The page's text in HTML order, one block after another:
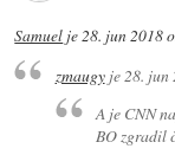
Samuel je28. jun 2018
zmaugyje 28. jun
A je CNN
BO zgradil